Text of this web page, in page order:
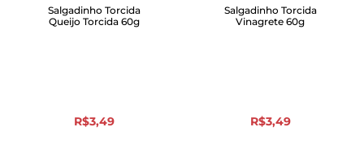
Salgadinho Torcida
Queijo Torcida 60g
R$3,49
Salgadinho Torcida
Vinagrete 60g
R$3,49